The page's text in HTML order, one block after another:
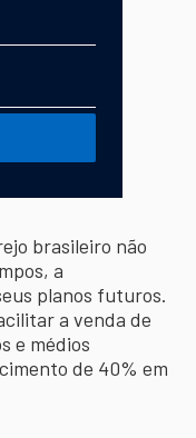
brasileiro não
a
planos futuros.
a venda de
e médios
de 40% em